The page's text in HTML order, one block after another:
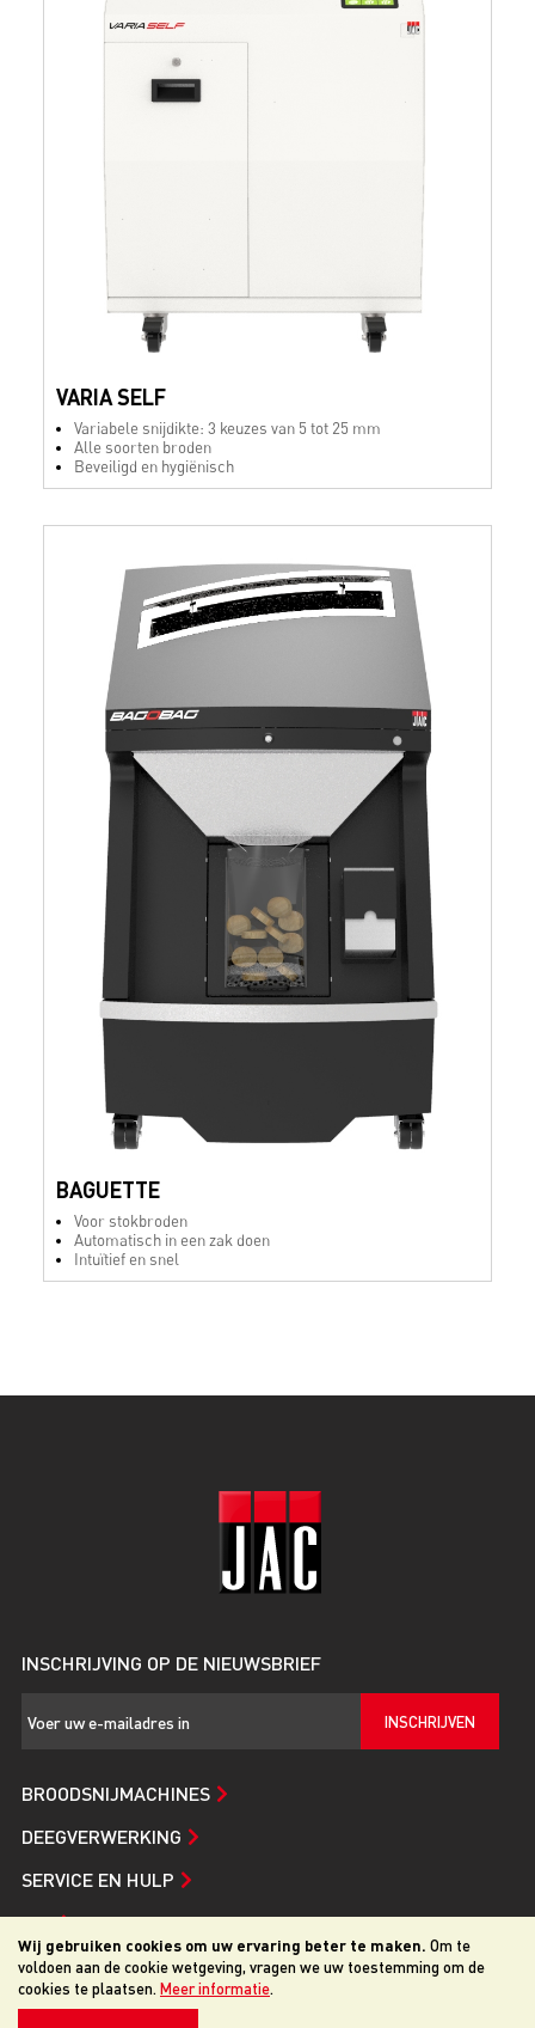
Wij gebruiken cookies om uw ervaring beter te maken. Om te
voldoen aan de cookie wetgeving, vragen we uw toestemming om de
cookies te plaatsen. Meer informatie.
VARIA SELF
Variabele snijdikte: 3 keuzes van 5 tot 25 mm
Alle soorten broden
Beveiligd en hygiënisch
BAGUETTE
Voor stokbroden
Automatisch in een zak doen
Intuïtief en snel
INSCHRIJVING OP DE NIEUWSBRIEF
INSCHRIJVEN
BROODSNIJMACHINES
DEEGVERWERKING
SERVICE EN HULP
JAC